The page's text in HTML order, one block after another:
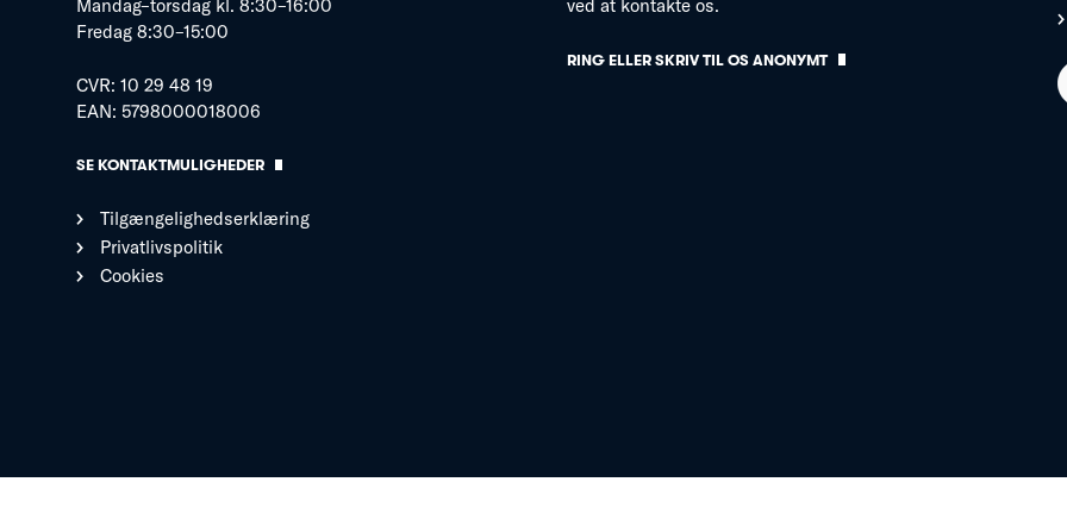
Mandag–torsdag kl. 8:30–16:00
Fredag 8:30–15:00
CVR: 10 29 48 19
EAN: 5798000018006
SE KONTAKTMULIGHEDER
Tilgængelighedserklæring
Privatlivspolitik
Cookies
ved at kontakte os.
RING ELLER SKRIV TIL OS ANONYMT